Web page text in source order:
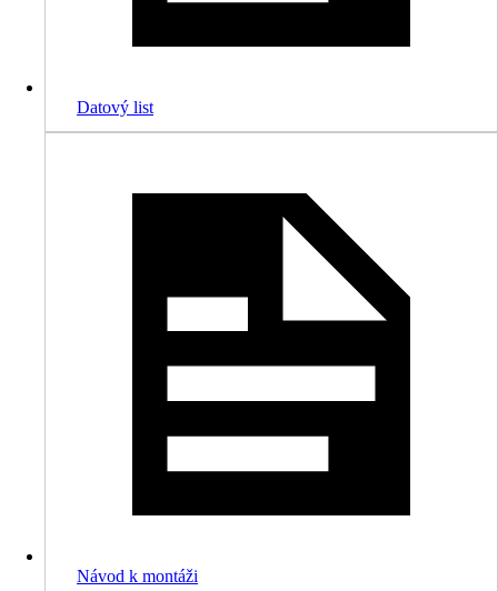
Datový list
Návod k montáži